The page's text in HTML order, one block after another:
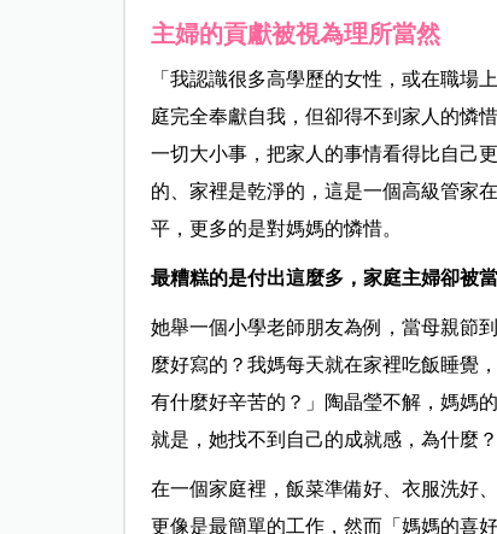
主婦的貢獻被視為理所當然
「我認識很多高學歷的女性，或在職場
庭完全奉獻自我，但卻得不到家人的憐
一切大小事，把家人的事情看得比自己
的、家裡是乾淨的，這是一個高級管家
平，更多的是對媽媽的憐惜。
最糟糕的是付出這麼多，家庭主婦卻被
她舉一個小學老師朋友為例，當母親節
麼好寫的？我媽每天就在家裡吃飯睡覺
有什麼好辛苦的？」陶晶瑩不解，媽媽
就是，她找不到自己的成就感，為什麼
在一個家庭裡，飯菜準備好、衣服洗好
更像是最簡單的工作，然而「媽媽的喜